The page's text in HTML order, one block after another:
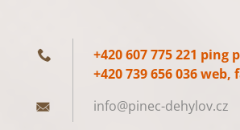
+420 607 775 221 ping
+420 739 656 036 web,
info@pinec-dehylov.cz